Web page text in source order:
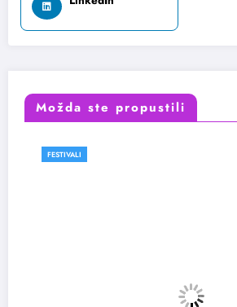
Možda ste propustili
FESTIVALI